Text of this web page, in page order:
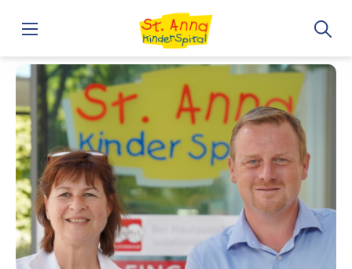
„Dekomolch“ spendet Rechenstifte für das St. Anna